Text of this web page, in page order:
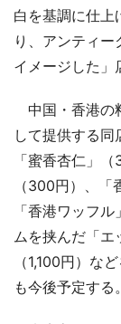
白を基調に仕上
り、アンティ
イメージした」
中国・香港の
して提供する
「蜜香杏仁」
（300円）、
「香港ワッフ
ムを挟んだ「エ
（1,100円）な
も今後予定する。